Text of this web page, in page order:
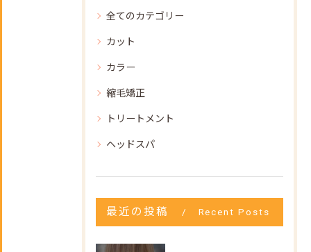
全てのカテゴリー
カット
カラー
縮毛矯正
トリートメント
ヘッドスパ
最近の投稿 Recent Posts